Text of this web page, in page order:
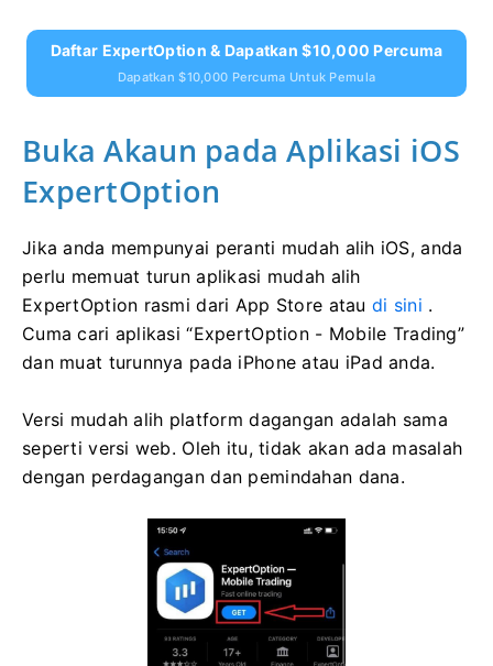
Daftar ExpertOption & Dapatkan $10,000 Percuma
Dapatkan $10,000 Percuma Untuk Pemula
Buka Akaun pada Aplikasi iOS
ExpertOption
Jika anda mempunyai peranti mudah alih iOS, anda
perlu memuat turun aplikasi mudah alih
ExpertOption rasmi dari App Store atau di sini .
Cuma cari aplikasi “ExpertOption - Mobile Trading”
dan muat turunnya pada iPhone atau iPad anda.
Versi mudah alih platform dagangan adalah sama
seperti versi web. Oleh itu, tidak akan ada masalah
dengan perdagangan dan pemindahan dana.